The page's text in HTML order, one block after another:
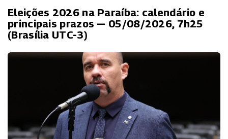
Eleições 2026 na Paraíba: calendário e
principais prazos — 05/08/2026, 7h25
(Brasília UTC-3)